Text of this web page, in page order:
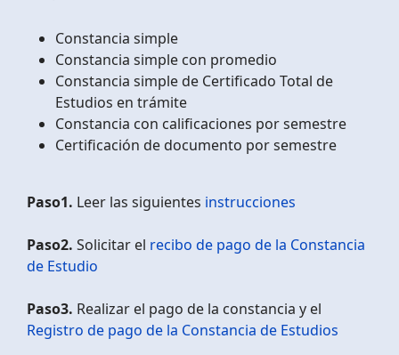
Constancia simple
Constancia simple con promedio
Constancia simple de Certificado Total de
Estudios en trámite
Constancia con calificaciones por semestre
Certificación de documento por semestre
Paso1. Leer las siguientes instrucciones
Paso2. Solicitar el recibo de pago de la Constancia
de Estudio
Paso3. Realizar el pago de la constancia y el
Registro de pago de la Constancia de Estudios